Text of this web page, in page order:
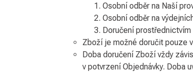
Osobní odběr na Naší
Osobní odběr na
Doručení
Zboží je možné doručit pouze
Doba doručení Zboží vždy
v potvrzení Objednávky. Doba